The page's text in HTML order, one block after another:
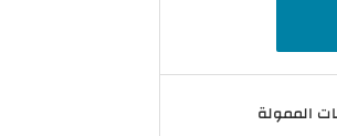
الممولة